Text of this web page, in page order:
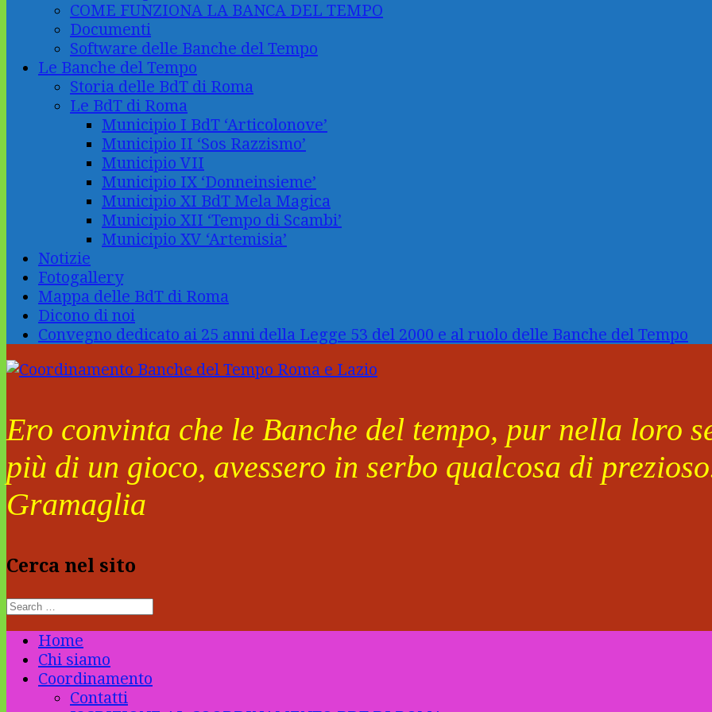
COME FUNZIONA LA BANCA DEL TEMPO
Documenti
Software delle Banche del Tempo
Le Banche del Tempo
Storia delle BdT di Roma
Le BdT di Roma
Municipio I BdT ‘Articolonove’
Municipio II ‘Sos Razzismo’
Municipio VII
Municipio IX ‘Donneinsieme’
Municipio XI BdT Mela Magica
Municipio XII ‘Tempo di Scambi’
Municipio XV ‘Artemisia’
Notizie
Fotogallery
Mappa delle BdT di Roma
Dicono di noi
Convegno dedicato ai 25 anni della Legge 53 del 2000 e al ruolo delle Banche del Tempo
Ero convinta che le Banche del tempo, pur nella loro
più di un gioco, avessero in serbo qualcosa di
Gramaglia
Cerca nel sito
Home
Chi siamo
Coordinamento
Contatti